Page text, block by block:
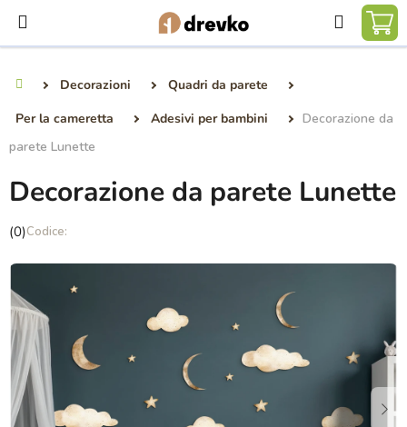
contenuto
Ricerca
Decorazioni
Quadri da parete
Per la cameretta
Adesivi per bambini
Decorazione da
parete Lunette
Decorazione da parete Lunette
La
media
del
prodotto
è
0,0
su
5
stelle.
(0)